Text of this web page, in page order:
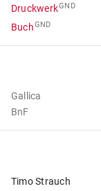
DruckwerkGND
BuchGND
Gallica
BnF
Timo Strauch